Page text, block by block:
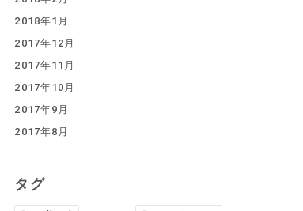
2018年1月
2017年12月
2017年11月
2017年10月
2017年9月
2017年8月
タグ